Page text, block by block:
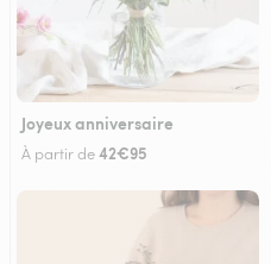
Joyeux anniversaire
À partir de42€95